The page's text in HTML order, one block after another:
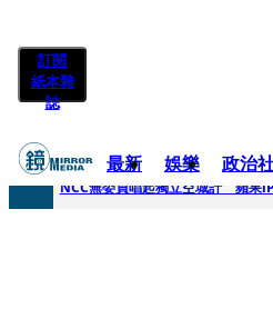
訂閱
紙本雜
誌
最新 娛樂 政治
快訊
NCC無委員唱起獨立空城計 蘋果